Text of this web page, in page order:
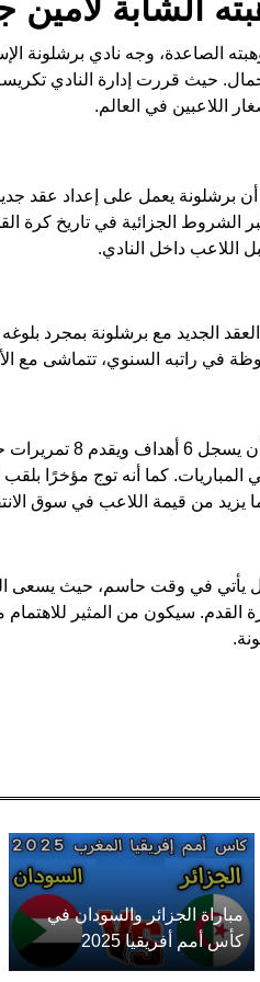
الشابة لامين
الصاعدة، وجه نادي برشلونة
حيث قررت إدارة النادي
اللاعبين في العالم.
برشلونة يعمل على إعداد عقد
الشروط الجزائية في تاريخ كرة
اللاعب داخل النادي.
الجديد مع برشلونة بمجرد
في راتبه السنوي، تتماشى مع
على صعيد الأداء،
المباريات. كما أنه توج مؤخرًا
من قيمة اللاعب في سوق
يأتي في وقت حاسم، حيث يسعى
سيكون من المثير
مباراة الجزائر والسودان في
كأس أمم أفريقيا 2025